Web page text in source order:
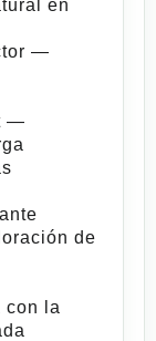
en
—
—
de
con la